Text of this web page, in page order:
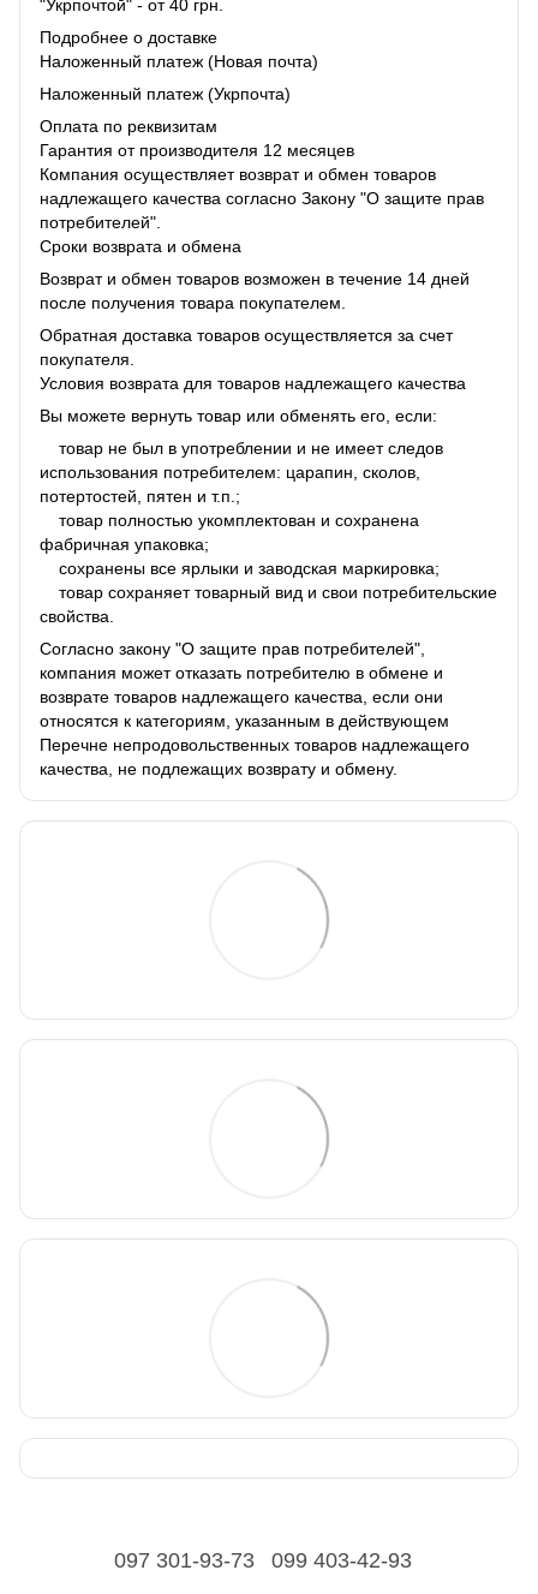
"Укрпочтой" - от 40 грн.
Подробнее о доставке
Наложенный платеж (Новая почта)
Наложенный платеж (Укрпочта)
Оплата по реквизитам
Гарантия от производителя 12 месяцев
Компания осуществляет возврат и обмен товаров
надлежащего качества согласно Закону "О защите прав
потребителей".
Сроки возврата и обмена
Возврат и обмен товаров возможен в течение 14 дней
после получения товара покупателем.
Обратная доставка товаров осуществляется за счет
покупателя.
Условия возврата для товаров надлежащего качества
Вы можете вернуть товар или обменять его, если:
товар не был в употреблении и не имеет следов
использования потребителем: царапин, сколов,
потертостей, пятен и т.п.;
товар полностью укомплектован и сохранена
фабричная упаковка;
сохранены все ярлыки и заводская маркировка;
товар сохраняет товарный вид и свои потребительские
свойства.
Согласно закону "О защите прав потребителей",
компания может отказать потребителю в обмене и
возврате товаров надлежащего качества, если они
относятся к категориям, указанным в действующем
Перечне непродовольственных товаров надлежащего
качества, не подлежащих возврату и обмену.
097 301-93-73 099 403-42-93